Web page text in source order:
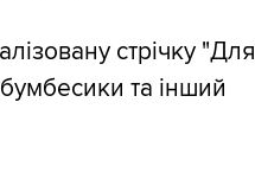
стрічку "Для
та інший